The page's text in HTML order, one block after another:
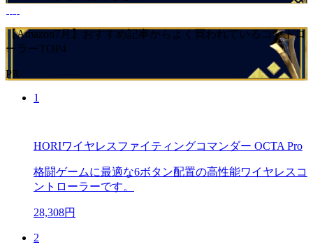
【Amazon7月】おすすめ記事からよく買われているコントロ
ーラーTOP4
PR
1
HORIワイヤレスファイティングコマンダー OCTA Pro
格闘ゲームに最適な6ボタン配置の高性能ワイヤレスコ
ントローラーです。
28,308円
2